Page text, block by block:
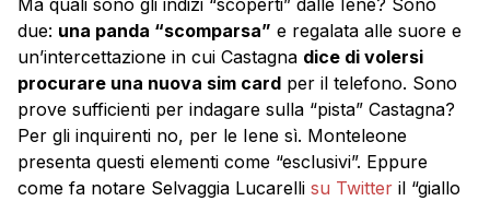
Ma quali sono gli indizi “scoperti” dalle Iene? Sono
due: una panda “scomparsa” e regalata alle suore e
un’intercettazione in cui Castagna dice di volersi
procurare una nuova sim card per il telefono. Sono
prove sufficienti per indagare sulla “pista” Castagna?
Per gli inquirenti no, per le Iene sì. Monteleone
presenta questi elementi come “esclusivi”. Eppure
come fa notare Selvaggia Lucarelli su Twitter il “giallo